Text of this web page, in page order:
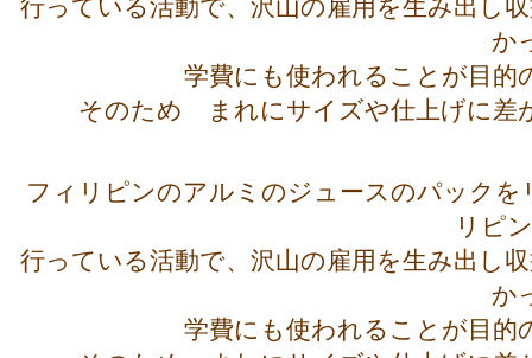
行っている活動で、沢山の雇用を生み出し
か
学費にも使われることが目的
そのため まれにサイズや仕上げに差
フィリピンのアルミのジュースのパック
リピ
行っている活動で、沢山の雇用を生み出し
か
学費にも使われることが目的